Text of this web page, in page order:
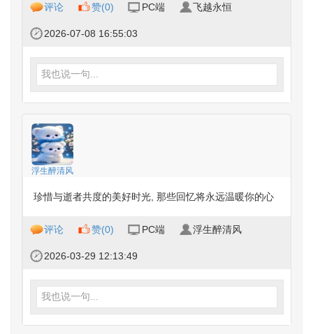
评论 赞(0) PC端 飞越永恒
2026-07-08 16:55:03
我也说一句...
浮生醉清风‌
珍惜与逝者共度的美好时光, 那些回忆将永远温暖你的心
评论 赞(0) PC端 浮生醉清风‌
2026-03-29 12:13:49
我也说一句...